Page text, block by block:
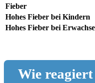
Fieber
Hohes Fieber bei Kindern
Hohes Fieber bei
Wie